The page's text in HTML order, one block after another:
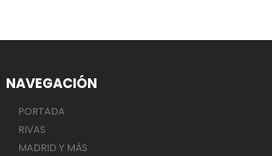
NAVEGACIÓN
PORTADA
RIVAS
MADRID Y MÁS